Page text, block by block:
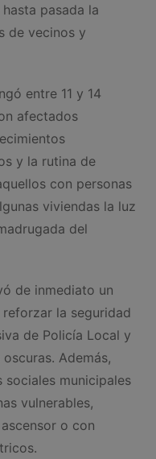
pasada la
de vecinos y
entre 11 y 14
afectados
y la rutina de
con personas
viviendas la luz
del
de inmediato un
la seguridad
de Policía Local y
Además,
municipales
vulnerables,
o con